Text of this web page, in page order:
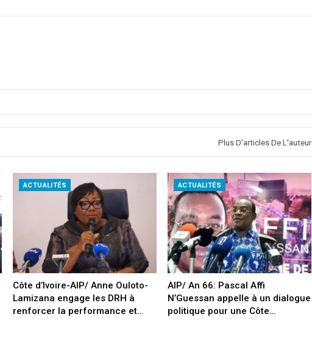
Plus D'articles De L'auteur
ACTUALITÉS
Côte d’Ivoire-AIP/ Anne Ouloto-
Lamizana engage les DRH à
renforcer la performance et…
ACTUALITÉS
AIP/ An 66: Pascal Affi
N’Guessan appelle à un dialogue
politique pour une Côte…